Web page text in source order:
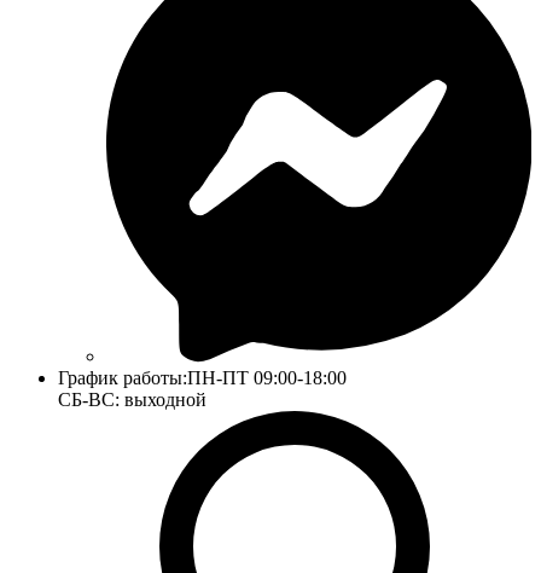
График работы:ПН-ПТ 09:00-18:00
СБ-ВС: выходной